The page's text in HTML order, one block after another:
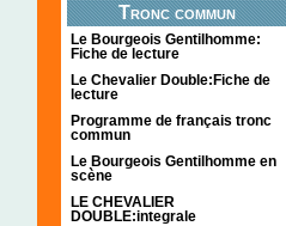
Tronc commun
Le Bourgeois Gentilhomme:
Fiche de lecture
Le Chevalier Double:Fiche de
lecture
Programme de français tronc
commun
Le Bourgeois Gentilhomme en
scène
LE CHEVALIER
DOUBLE:integrale